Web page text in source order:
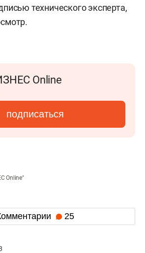
технического эксперта,
Online
подписаться
Online"
25